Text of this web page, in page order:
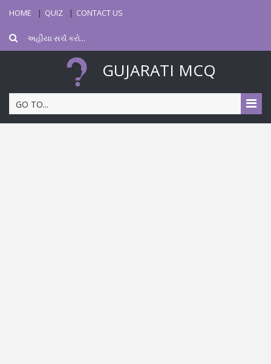
HOME QUIZ CONTACT US
GUJARATI MCQ
GO TO...